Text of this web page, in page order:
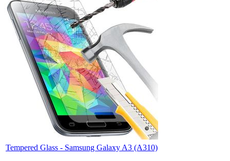
Tempered Glass - Samsung Galaxy A3 (A310)